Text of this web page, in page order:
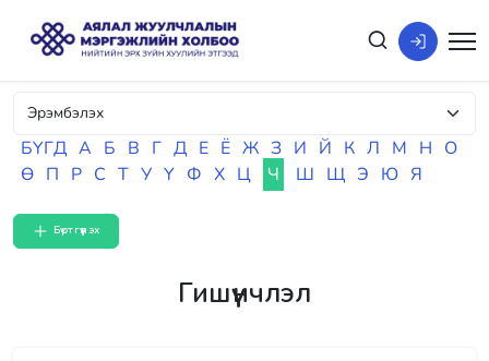
БҮГД А Б В Г Д Е Ё Ж З И Й К Л М Н О
Ө П Р С Т У Ү Ф Х Ц Ч Ш Щ Э Ю Я
Бүртгүүлэх
Гишүүнчлэл